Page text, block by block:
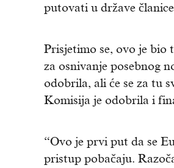
putovati u države
Prisjetimo se, ovo je bio
za osnivanje posebnog
odobrila, ali će se za tu
Komisija je odobrila i
“Ovo je prvi put da se
pristup pobačaju.